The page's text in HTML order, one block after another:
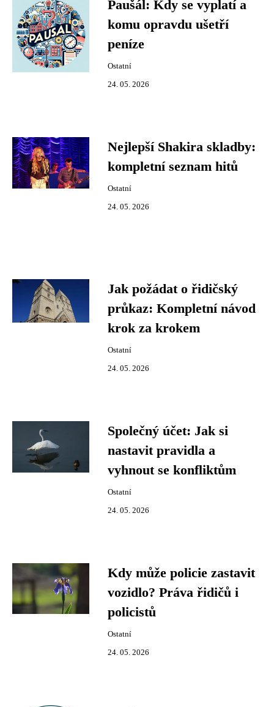
Paušál: Kdy se vyplatí a
komu opravdu ušetří
peníze
Ostatní
24. 05. 2026
Nejlepší Shakira skladby:
kompletní seznam hitů
Ostatní
24. 05. 2026
Jak požádat o řidičský
průkaz: Kompletní návod
krok za krokem
Ostatní
24. 05. 2026
Společný účet: Jak si
nastavit pravidla a
vyhnout se konfliktům
Ostatní
24. 05. 2026
Kdy může policie zastavit
vozidlo? Práva řidičů i
policistů
Ostatní
24. 05. 2026